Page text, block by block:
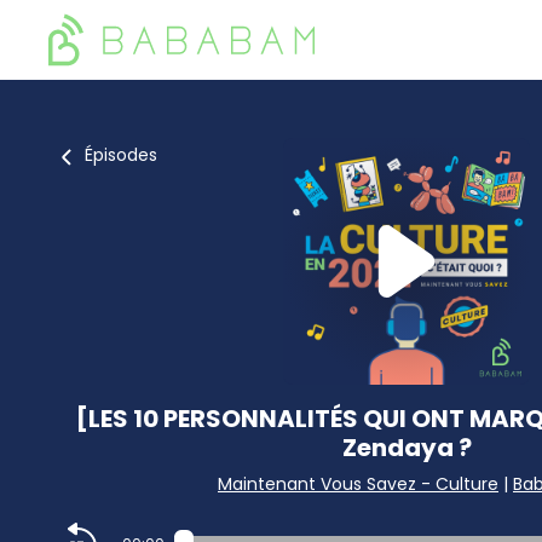
Épisodes
[LES 10 PERSONNALITÉS QUI ONT
Zendaya ?
Maintenant Vous Savez - Culture |